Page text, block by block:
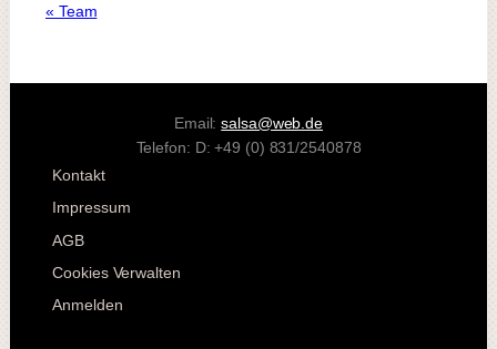
« Team
Email:salsa@web.de
Telefon: D: +49 (0) 831/2540878
Kontakt
Impressum
AGB
Cookies Verwalten
Anmelden